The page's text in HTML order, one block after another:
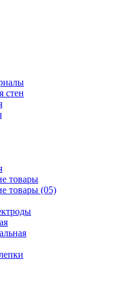
стен
товары
товары (05)